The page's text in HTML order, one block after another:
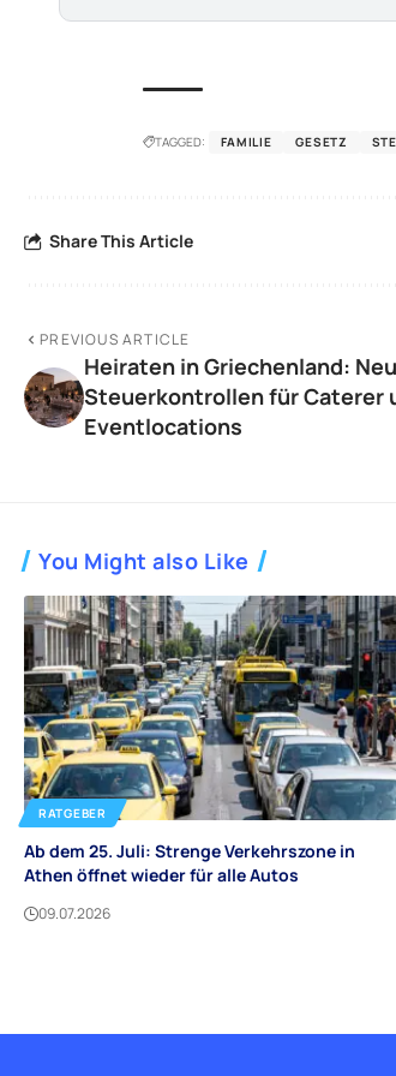
TAGGED: FAMILIE GESETZ
Share This Article
PREVIOUS ARTICLE
Heiraten in Griechenland:
Steuerkontrollen für Caterer
Eventlocations
You Might also Like
RATGEBER
Ab dem 25. Juli: Strenge Verkehrszone in
Athen öffnet wieder für alle Autos
09.07.2026